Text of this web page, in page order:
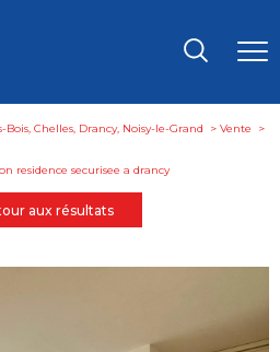
Chelles, Drancy, Noisy-le-Grand
Vente
residence securisee a drancy
aux résultats